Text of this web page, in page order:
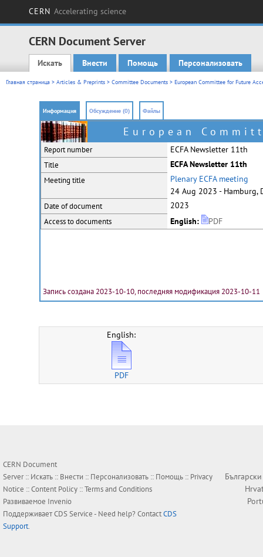
CERN Accelerating science
CERN Document Server
Main menu
Искать Внести Помощь Персонализовать
Главная страница > Articles & Preprints > Committee Documents > European Committee for Future
Информация Обсуждение (0) Файлы
European
Report number ECFA Newsletter 11th
Title ECFA Newsletter 11th
Meeting title
Plenary ECFA meeting
24 Aug 2023 - Hamburg,
Date of document 2023
Access to documents English: PDF
Запись создана 2023-10-10, последняя модификация 2023-10-11
English:
PDF
CERN Document
Server :: Искать :: Внести :: Персонализовать :: Помощь :: Privacy
Notice ::Content Policy ::Terms and Conditions
Развиваемое Invenio
ПоддерживаетCDS Service- Need help? ContactCDS
Support.
Български